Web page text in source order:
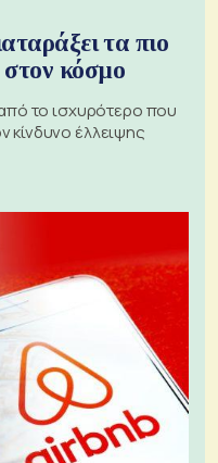
τα πιο
στον κόσμο
από το ισχυρότερο που
κίνδυνο έλλειψης